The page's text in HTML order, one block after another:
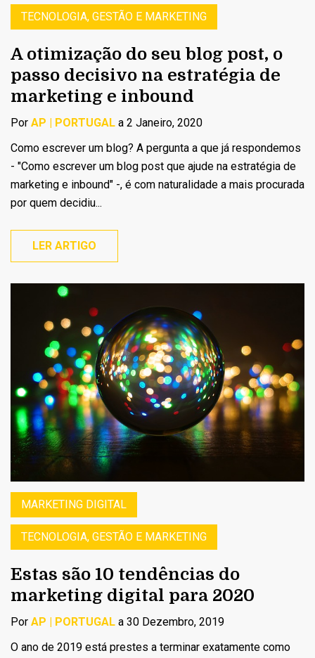
TECNOLOGIA, GESTÃO E MARKETING
A otimização do seu blog post, o
passo decisivo na estratégia de
marketing e inbound
Por AP | PORTUGAL a 2 Janeiro, 2020
Como escrever um blog? A pergunta a que já respondemos
- "Como escrever um blog post que ajude na estratégia de
marketing e inbound" -, é com naturalidade a mais procurada
por quem decidiu...
LER ARTIGO
MARKETING DIGITAL
TECNOLOGIA, GESTÃO E MARKETING
Estas são 10 tendências do
marketing digital para 2020
Por AP | PORTUGAL a 30 Dezembro, 2019
O ano de 2019 está prestes a terminar exatamente como